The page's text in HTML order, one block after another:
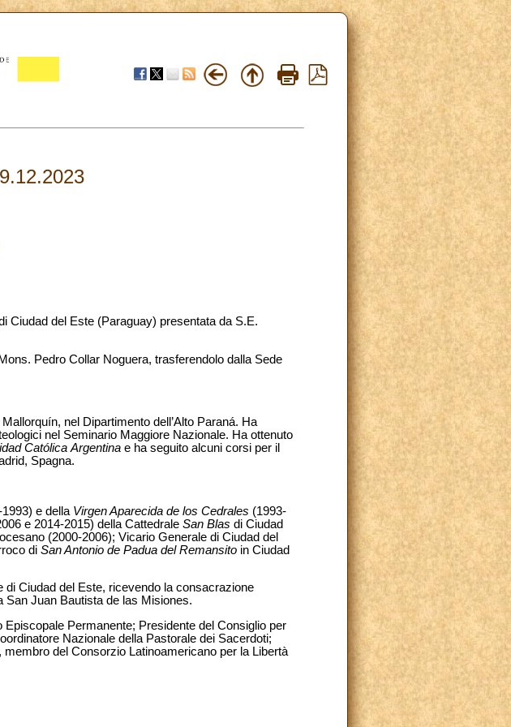
Ciudad del Este (Paraguay) presentata da S.E.
Pedro Collar Noguera, trasferendolo dalla Sede
nel Dipartimento dell’Alto Paraná. Ha
nel Seminario Maggiore Nazionale. Ha ottenuto
Católica Argentina e ha seguito alcuni corsi per il
Spagna.
1993) e della Virgen Aparecida de los Cedrales (1993-
e 2014-2015) della Cattedrale San Blas di Ciudad
(2000-2006); Vicario Generale di Ciudad del
di San Antonio de Padua del Remansito in Ciudad
di Ciudad del Este, ricevendo la consacrazione
San Juan Bautista de las Misiones.
Permanente; Presidente del Consiglio per
Nazionale della Pastorale dei Sacerdoti;
del Consorzio Latinoamericano per la Libertà